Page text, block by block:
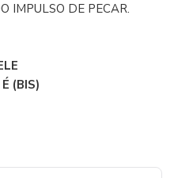
IMPULSO DE PECAR.
(BIS)